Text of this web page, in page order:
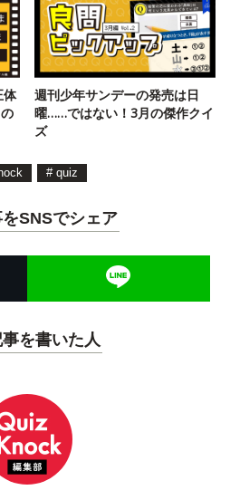
体
週刊少年サンデーの発売は日
曜……ではない！3月の傑作クイ
ズ
# quiz
SNSでシェア
を書いた人